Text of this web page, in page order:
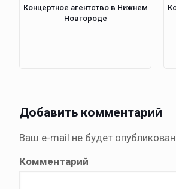
Концертное агентство в Нижнем
Новгороде
Добавить комментарий
Ваш e-mail не будет
Комментарий